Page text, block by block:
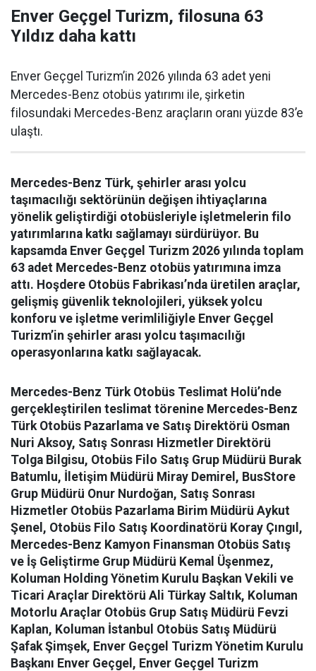
Enver Geçgel Turizm, filosuna 63
Yıldız daha kattı
Enver Geçgel Turizm’in 2026 yılında 63 adet yeni
Mercedes-Benz otobüs yatırımı ile, şirketin
filosundaki Mercedes-Benz araçların oranı yüzde 83’e
ulaştı.
Mercedes-Benz Türk, şehirler arası yolcu
taşımacılığı sektörünün değişen ihtiyaçlarına
yönelik geliştirdiği otobüsleriyle işletmelerin filo
yatırımlarına katkı sağlamayı sürdürüyor. Bu
kapsamda Enver Geçgel Turizm 2026 yılında toplam
63 adet Mercedes-Benz otobüs yatırımına imza
attı. Hoşdere Otobüs Fabrikası’nda üretilen araçlar,
gelişmiş güvenlik teknolojileri, yüksek yolcu
konforu ve işletme verimliliğiyle Enver Geçgel
Turizm’in şehirler arası yolcu taşımacılığı
operasyonlarına katkı sağlayacak.
Mercedes-Benz Türk Otobüs Teslimat Holü’nde
gerçekleştirilen teslimat törenine Mercedes-Benz
Türk Otobüs Pazarlama ve Satış Direktörü Osman
Nuri Aksoy, Satış Sonrası Hizmetler Direktörü
Tolga Bilgisu, Otobüs Filo Satış Grup Müdürü Burak
Batumlu, İletişim Müdürü Miray Demirel, BusStore
Grup Müdürü Onur Nurdoğan, Satış Sonrası
Hizmetler Otobüs Pazarlama Birim Müdürü Aykut
Şenel, Otobüs Filo Satış Koordinatörü Koray Çıngıl,
Mercedes-Benz Kamyon Finansman Otobüs Satış
ve İş Geliştirme Grup Müdürü Kemal Üşenmez,
Koluman Holding Yönetim Kurulu Başkan Vekili ve
Ticari Araçlar Direktörü Ali Türkay Saltık, Koluman
Motorlu Araçlar Otobüs Grup Satış Müdürü Fevzi
Kaplan, Koluman İstanbul Otobüs Satış Müdürü
Şafak Şimşek, Enver Geçgel Turizm Yönetim Kurulu
Başkanı Enver Geçgel, Enver Geçgel Turizm